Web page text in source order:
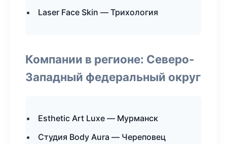
Laser Face Skin — Трихология
Компании в регионе: Северо-
Западный федеральный округ
Esthetic Art Luxe — Мурманск
Студия Body Aura — Череповец